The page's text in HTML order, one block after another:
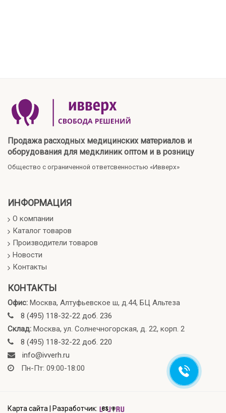
Продажа расходных медицинских материалов и
оборудования для медклиник оптом и в розницу
Общество с ограниченной ответсвенностью «Ивверх»
ИНФОРМАЦИЯ
О компании
Каталог товаров
Производители товаров
Новости
Контакты
КОНТАКТЫ
Офис: Москва, Алтуфьевское ш, д.44, БЦ Альтеза
8 (495) 118-32-22 доб. 236
Склад: Москва, ул. Солнечногорская, д. 22, корп. 2
8 (495) 118-32-22 доб. 220
info@ivverh.ru
Пн-Пт: 09:00-18:00
Карта сайта Разработчик: